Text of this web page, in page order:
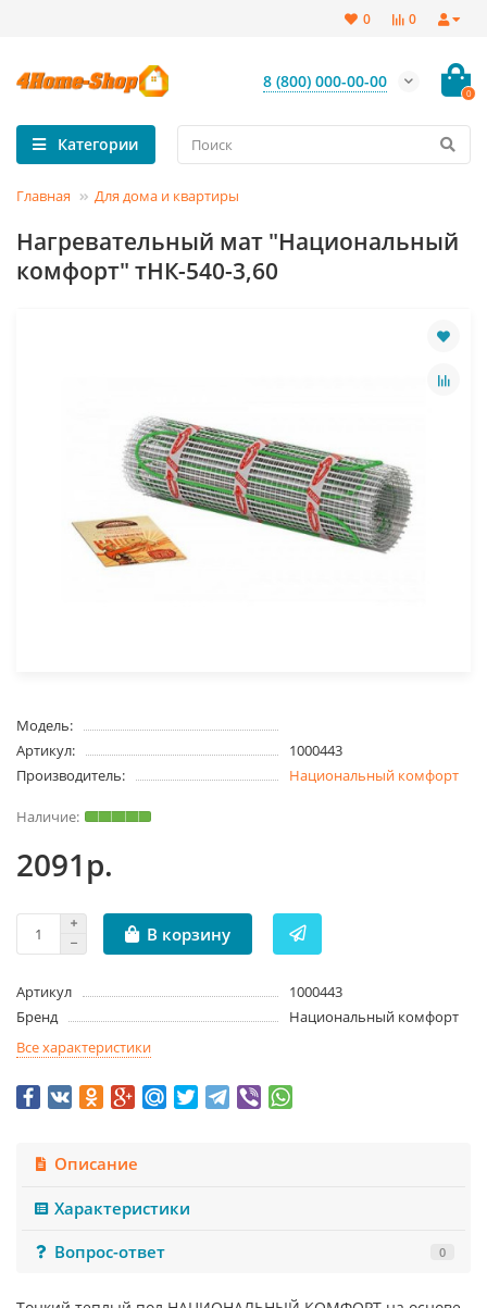
0
0
8 (800) 000-00-00
0
Категории
Главная Для дома и квартиры
Нагревательный мат "Национальный
комфорт" тНК-540-3,60
Модель:
Артикул:
1000443
Производитель:
Национальный комфорт
2091р.
В корзину
Артикул
1000443
Бренд
Национальный комфорт
Все характеристики
Описание
Характеристики
Вопрос-ответ
0